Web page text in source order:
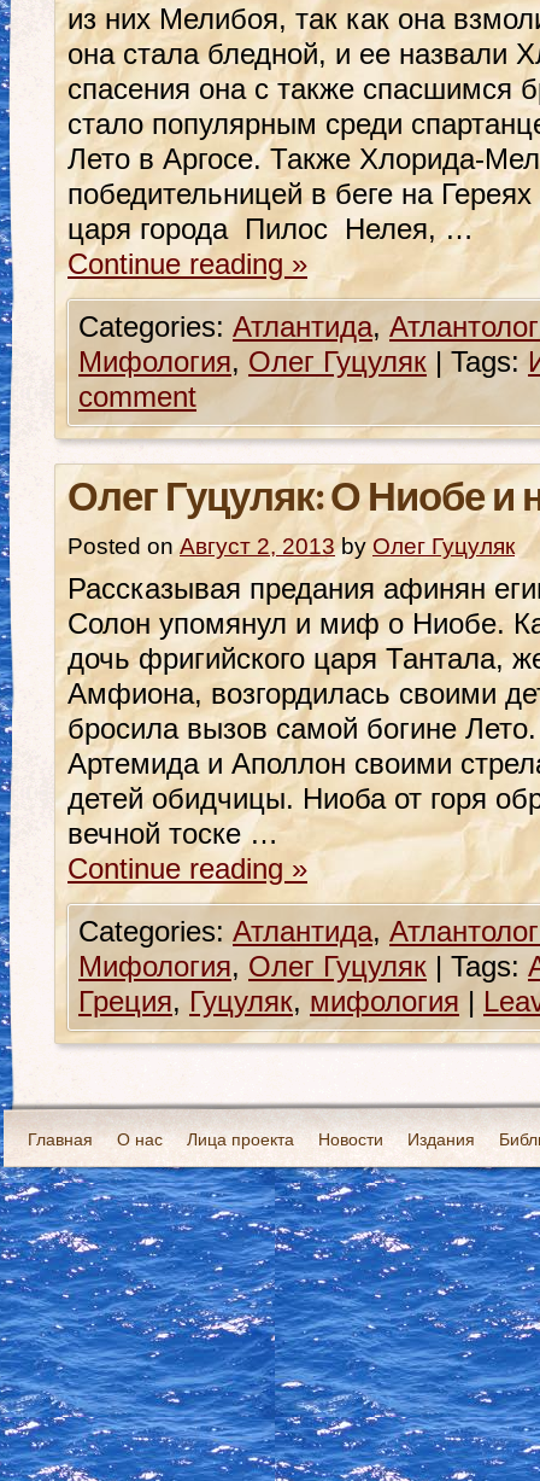
из них Мелибоя, так как она
она стала бледной, и ее назвали
спасения она с также спасшимся
стало популярным среди
Лето в Аргосе. Также Хлорида-
победительницей в беге на
царя города Пилос Нелея, …
Continue reading »
Categories: Атлантида,
Мифология, Олег Гуцуляк | Tags:
comment
Олег Гуцуляк: О Ниобе и
Posted on Август 2, 2013 by Олег Гуцуляк
Рассказывая предания афинян
Солон упомянул и миф о Ниобе.
дочь фригийского царя Тантала,
Амфиона, возгордилась своими
бросила вызов самой богине
Артемида и Аполлон своими
детей обидчицы. Ниоба от горя
вечной тоске …
Continue reading »
Categories: Атлантида,
Мифология, Олег Гуцуляк | Tags:
Греция, Гуцуляк, мифология |
Главная О нас Лица проекта Новости Издания